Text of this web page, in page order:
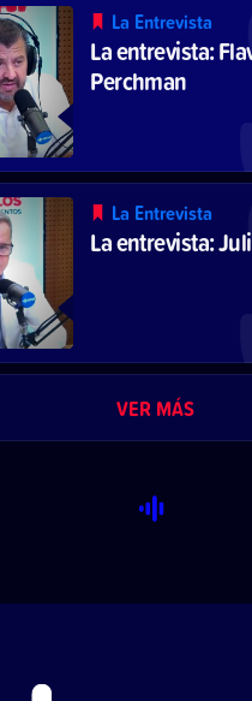
La Entrevista
La entrevista:
Perchman
La Entrevista
La entrevista:
VER MÁS